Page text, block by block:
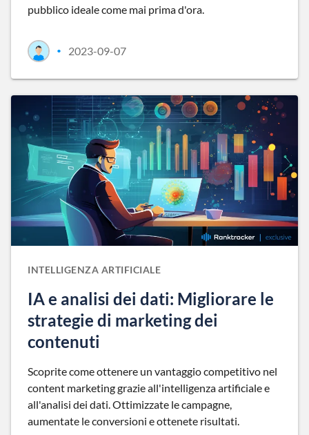
pubblico ideale come mai prima d'ora.
• 2023-09-07
INTELLIGENZA ARTIFICIALE
IA e analisi dei dati: Migliorare le
strategie di marketing dei
contenuti
Scoprite come ottenere un vantaggio competitivo nel
content marketing grazie all'intelligenza artificiale e
all'analisi dei dati. Ottimizzate le campagne,
aumentate le conversioni e ottenete risultati.